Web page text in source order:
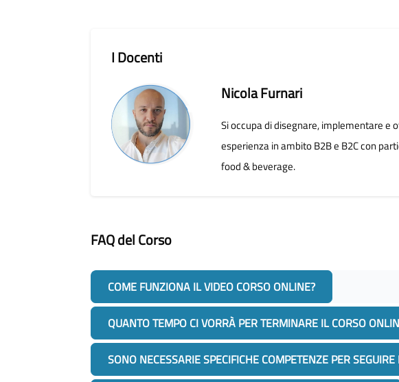
I Docenti
Nicola Furnari
Si occupa di disegnare, implementare e
esperienza in ambito B2B e B2C con
food & beverage.
Salta [Cocoon] Accordion
FAQ del Corso
COME FUNZIONA IL VIDEO CORSO ONLINE?
QUANTO TEMPO CI VORRÀ PER TERMINARE IL CORSO
SONO NECESSARIE SPECIFICHE COMPETENZE PER SEGUIRE